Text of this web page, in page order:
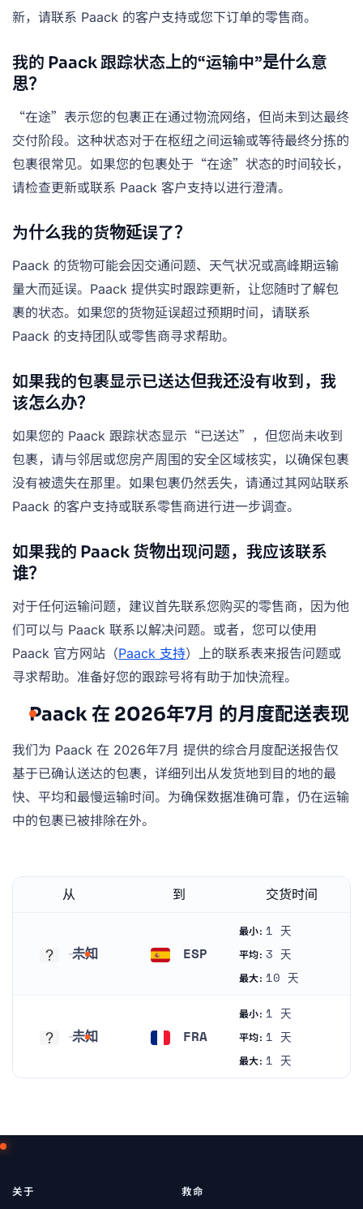
新，请联系 Paack 的客户支持或您下订单的零售商。
我的 Paack 跟踪状态上的“运输中”是什么意
思？
“在途”表示您的包裹正在通过物流网络，但尚未到达最终
交付阶段。这种状态对于在枢纽之间运输或等待最终分拣的
包裹很常见。如果您的包裹处于“在途”状态的时间较长，
请检查更新或联系 Paack 客户支持以进行澄清。
为什么我的货物延误了？
Paack 的货物可能会因交通问题、天气状况或高峰期运输
量大而延误。Paack 提供实时跟踪更新，让您随时了解包
裹的状态。如果您的货物延误超过预期时间，请联系
Paack 的支持团队或零售商寻求帮助。
如果我的包裹显示已送达但我还没有收到，我
该怎么办？
如果您的 Paack 跟踪状态显示“已送达”，但您尚未收到
包裹，请与邻居或您房产周围的安全区域核实，以确保包裹
没有被遗失在那里。如果包裹仍然丢失，请通过其网站联系
Paack 的客户支持或联系零售商进行进一步调查。
如果我的 Paack 货物出现问题，我应该联系
谁？
对于任何运输问题，建议首先联系您购买的零售商，因为他
们可以与 Paack 联系以解决问题。或者，您可以使用
Paack 官方网站（Paack 支持）上的联系表来报告问题或
寻求帮助。准备好您的跟踪号将有助于加快流程。
Paack 在 2026年7月 的月度配送表现
我们为 Paack 在 2026年7月 提供的综合月度配送报告仅
基于已确认送达的包裹，详细列出从发货地到目的地的最
快、平均和最慢运输时间。为确保数据准确可靠，仍在运输
中的包裹已被排除在外。
从 到 交货时间
未知 ESP
最小: 1 天
平均: 3 天
最大: 10 天
未知 FRA
最小: 1 天
平均: 1 天
最大: 1 天
关于 救命